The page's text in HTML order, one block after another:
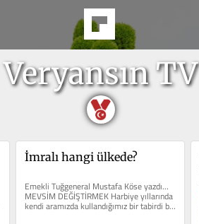
Veryansın TV
İmralı hangi ülkede?
Emekli Tuğgeneral Mustafa Köse yazdı…
MEVSİM DEĞİŞTİRMEK Harbiye yıllarında
kendi aramızda kullandığımız bir tabirdi bu.